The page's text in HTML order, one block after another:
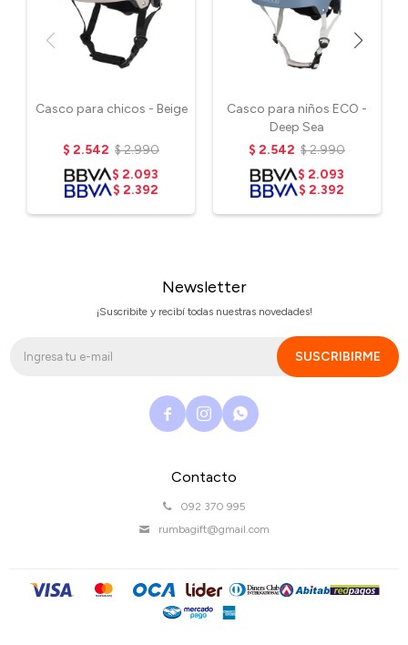
Casco para chicos - Beige
$ 2.542 $2.990
$ 2.093
$ 2.392
Casco para niños ECO -
Deep Sea
$ 2.542 $2.990
$ 2.093
$ 2.392
Contacto
092 370 995
rumbagift@gmail.com
Newsletter
¡Suscribite y recibí todas nuestras novedades!
SUSCRIBIRME
  